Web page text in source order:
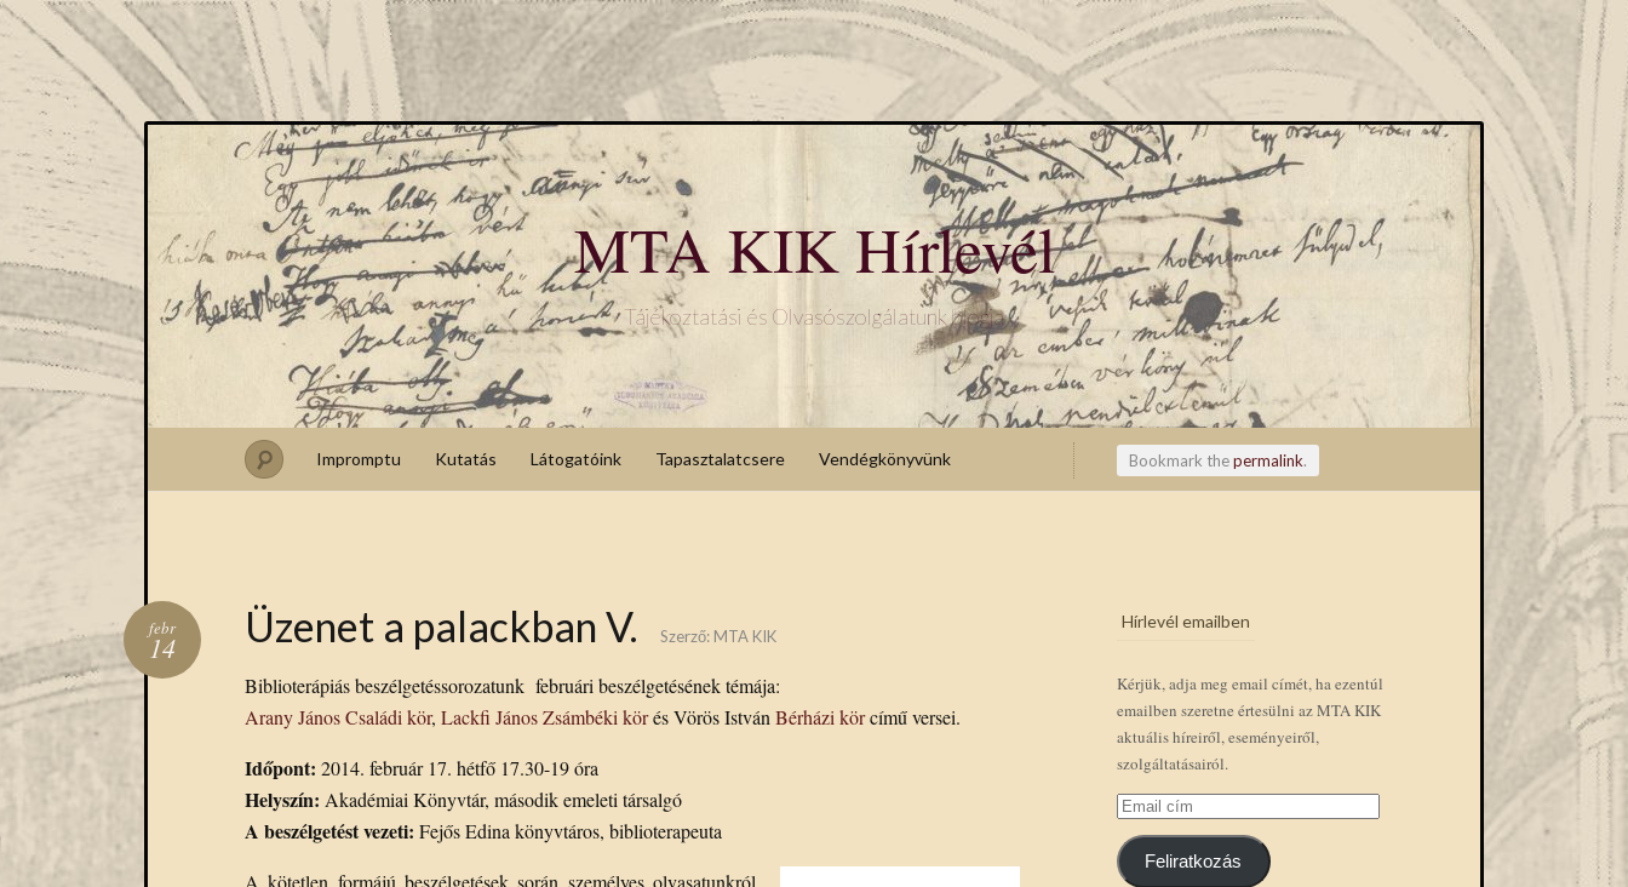
MTA KIK Hírlevél
Tájékoztatási és Olvasószolgálatunk blogja
Impromptu Kutatás Látogatóink Tapasztalatcsere Vendégkönyvünk Bookmark thepermalink.
Üzenet a palackban V.
febr
14 Szerző: MTA KIK
Biblioterápiás beszélgetéssorozatunk februári beszélgetésének témája:
Arany János Családi kör, Lackfi János Zsámbéki körés Vörös István Bérházi körcímű versei.
Időpont: 2014. február 17. hétfő 17.30-19 óra
Helyszín: Akadémiai Könyvtár, második emeleti társalgó
A beszélgetést vezeti: Fejős Edina könyvtáros, biblioterapeuta
A kötetlen formájú beszélgetések során személyes olvasatunkról,
Hírlevél emailben
Kérjük, adja meg email címét, ha ezentúl
emailben szeretne értesülni az MTA KIK
aktuális híreiről, eseményeiről,
szolgáltatásairól.
Email
cím
Feliratkozás